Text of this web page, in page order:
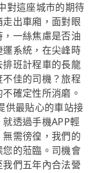
對這座城市的期待
出車廂，面對眼
一絲焦慮是否油
系統，在尖峰時
班計程車的長龍
佳的司機？旅程
確定性所消磨。
最貼心的車站接
透過手機APP輕
需徬徨，我們的
的蒞臨。司機會
們五年內合法營